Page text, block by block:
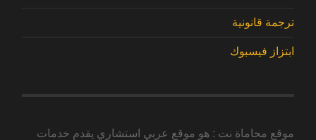
ترجمة قانونية
ابتزاز فيسبوك
موقع محاماة نت : هو موقع عربي استشاري يقدم خدمات